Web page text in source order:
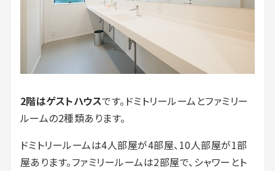
2階はゲストハウスです。ドミトリールームとファミリー
ルームの2種類あります。
ドミトリールームは4人部屋が4部屋、10人部屋が1部
屋あります。ファミリールームは2部屋で、シャワーとト